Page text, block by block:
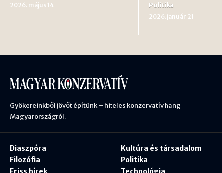
2026. május 14 Politika
2026. január 21
Gyökereinkből jövőt építünk – hiteles konzervatív hang
Magyarországról.
Diaszpóra
Filozófia
Friss hírek
Kultúra és társadalom
Politika
Technológia